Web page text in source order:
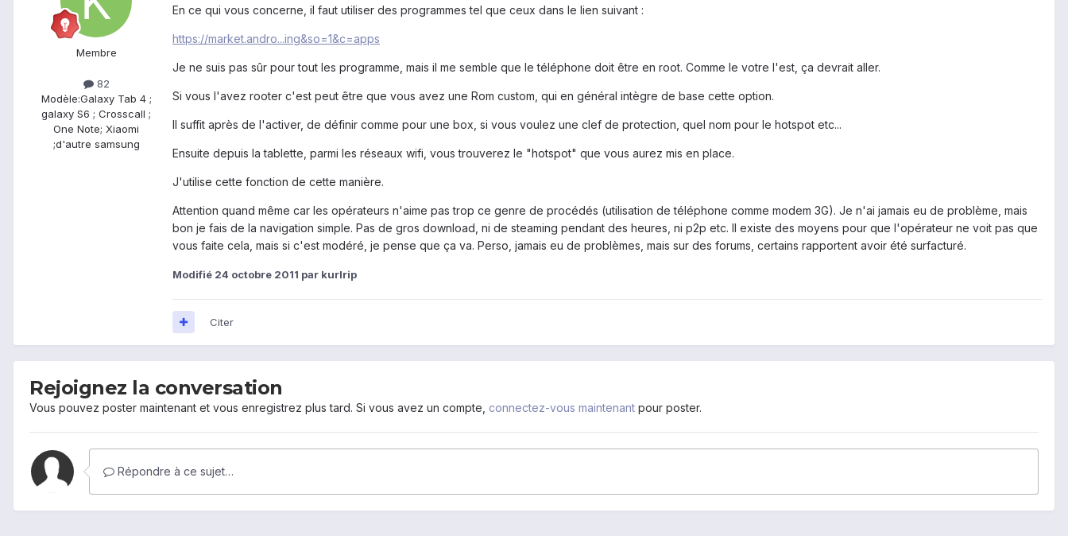
Membre
82
Modèle:Galaxy Tab 4 ;
galaxy S6 ; Crosscall ;
One Note; Xiaomi
;d'autre samsung
En ce qui vous concerne, il faut utiliser des programmes tel que ceux dans le lien suivant :
https://market.andro...ing&so=1&c=apps
Je ne suis pas sûr pour tout les programme, mais il me semble que le téléphone doit être en root. Comme le votre l'est, ça devrait aller.
Si vous l'avez rooter c'est peut être que vous avez une Rom custom, qui en général intègre de base cette option.
Il suffit après de l'activer, de définir comme pour une box, si vous voulez une clef de protection, quel nom pour le hotspot etc...
Ensuite depuis la tablette, parmi les réseaux wifi, vous trouverez le "hotspot" que vous aurez mis en place.
J'utilise cette fonction de cette manière.
Attention quand même car les opérateurs n'aime pas trop ce genre de procédés (utilisation de téléphone comme modem 3G). Je n'ai jamais eu de problème, mais
bon je fais de la navigation simple. Pas de gros download, ni de steaming pendant des heures, ni p2p etc. Il existe des moyens pour que l'opérateur ne voit pas que
vous faite cela, mais si c'est modéré, je pense que ça va. Perso, jamais eu de problèmes, mais sur des forums, certains rapportent avoir été surfacturé.
Modifié 24 octobre 2011 par kurlrip
Citer
Rejoignez la conversation
Vous pouvez poster maintenant et vous enregistrez plus tard. Si vous avez un compte, connectez-vous maintenant pour poster.
Répondre à ce sujet…